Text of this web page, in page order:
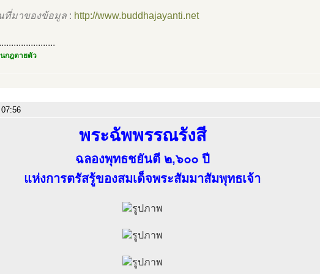
ที่มาของข้อมูล : http://www.buddhajayanti.net
กฎตายตัว
พระฉัพพรรณรังสี
ฉลองพุทธชยันตี ๒,๖๐๐ ปี
แห่งการตรัสรู้ของสมเด็จพระสัมมาสัมพุทธเจ้า